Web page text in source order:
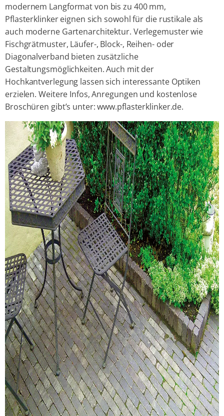
modernem Langformat von bis zu 400 mm,
Pflasterklinker eignen sich sowohl für die rustikale als
auch moderne Gartenarchitektur. Verlegemuster wie
Fischgrätmuster, Läufer-, Block-, Reihen- oder
Diagonalverband bieten zusätzliche
Gestaltungsmöglichkeiten. Auch mit der
Hochkantverlegung lassen sich interessante Optiken
erzielen. Weitere Infos, Anregungen und kostenlose
Broschüren gibt’s unter: www.pflasterklinker.de.